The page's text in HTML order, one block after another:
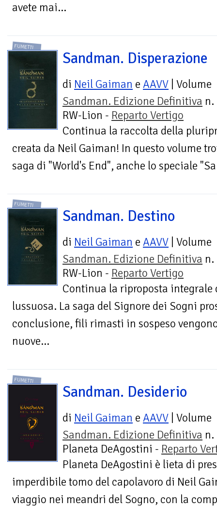
avete mai...
FUMETTI
Sandman. Disperazione
di Neil Gaiman e AAVV | Volume
Sandman. Edizione Definitiva n.
RW-Lion - Reparto Vertigo
Continua la raccolta della
creata da Neil Gaiman! In questo volume
saga di "World's End", anche lo speciale
FUMETTI
Sandman. Destino
di Neil Gaiman e AAVV | Volume
Sandman. Edizione Definitiva n.
RW-Lion - Reparto Vertigo
Continua la riproposta integrale
lussuosa. La saga del Signore dei Sogni
conclusione, fili rimasti in sospeso
nuove...
FUMETTI
Sandman. Desiderio
di Neil Gaiman e AAVV | Volume
Sandman. Edizione Definitiva n.
Planeta DeAgostini - Reparto
Planeta DeAgostini è lieta di
imperdibile tomo del capolavoro di Neil
viaggio nei meandri del Sogno, con la